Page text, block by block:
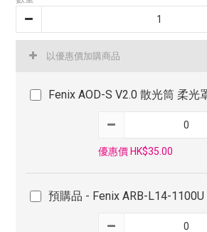
以優惠價加購商品
Fenix AOD-S V2.0 散光筒 柔光
優惠價 HK$35.00
預購品 - Fenix ARB-L14-